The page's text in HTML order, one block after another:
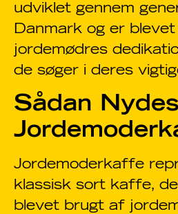
udviklet gennem
Danmark og er
jordemødres
de søger i deres
Sådan Nydes
Jordemoderkaffe
klassisk sort kaffe,
blevet brugt af